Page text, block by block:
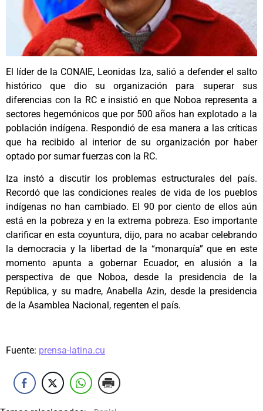
El líder de la CONAIE, Leonidas Iza, salió a defender el salto
histórico que dio su organización para superar sus
diferencias con la RC e insistió en que Noboa representa a
sectores hegemónicos que por 500 años han explotado a la
población indígena. Respondió de esa manera a las críticas
que ha recibido al interior de su organización por haber
optado por sumar fuerzas con la RC.
Iza instó a discutir los problemas estructurales del país.
Recordó que las condiciones reales de vida de los pueblos
indígenas no han cambiado. El 90 por ciento de ellos aún
está en la pobreza y en la extrema pobreza. Eso importante
clarificar en esta coyuntura, dijo, para no acabar celebrando
la democracia y la libertad de la “monarquía” que en este
momento apunta a gobernar Ecuador, en alusión a la
perspectiva de que Noboa, desde la presidencia de la
República, y su madre, Anabella Azin, desde la presidencia
de la Asamblea Nacional, regenten el país.
Fuente: prensa-latina.cu